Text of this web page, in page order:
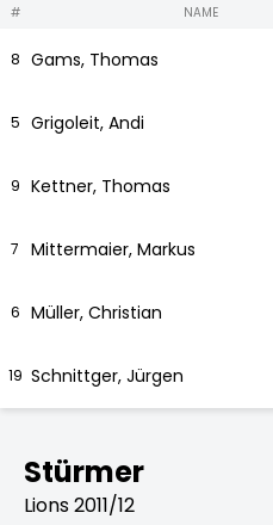
# NAME
8 Gams, Thomas
5 Grigoleit, Andi
9 Kettner, Thomas
7 Mittermaier, Markus
6 Müller, Christian
19 Schnittger, Jürgen
Stürmer
Lions 2011/12